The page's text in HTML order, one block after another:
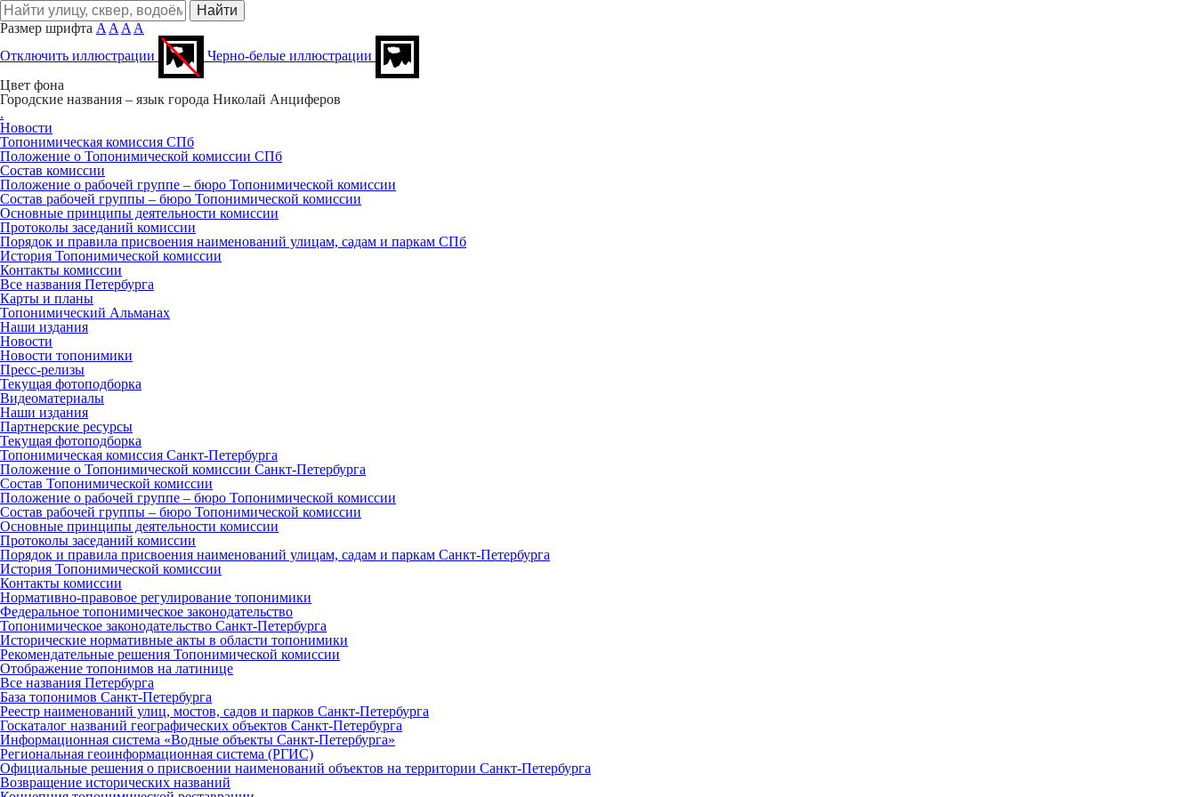
Размер шрифта A A A A
Отключить иллюстрации
Черно-белые иллюстрации
Цвет фона
Городские названия – язык города Николай Анциферов
.
Новости
Топонимическая комиссия СПб
Положение о Топонимической комиссии СПб
Состав комиссии
Положение о рабочей группе – бюро Топонимической комиссии
Состав рабочей группы – бюро Топонимической комиссии
Основные принципы деятельности комиссии
Протоколы заседаний комиссии
Порядок и правила присвоения наименований улицам, садам и паркам СПб
История Топонимической комиссии
Контакты комиссии
Все названия Петербурга
Карты и планы
Топонимический Альманах
Наши издания
Новости
Новости топонимики
Пресс‑релизы
Текущая фотоподборка
Видеоматериалы
Наши издания
Партнерские ресурсы
Текущая фотоподборка
Топонимическая комиссия Санкт‑Петербурга
Положение о Топонимической комиссии Санкт‑Петербурга
Состав Топонимической комиссии
Положение о рабочей группе – бюро Топонимической комиссии
Состав рабочей группы – бюро Топонимической комиссии
Основные принципы деятельности комиссии
Протоколы заседаний комиссии
Порядок и правила присвоения наименований улицам, садам и паркам Санкт‑Петербурга
История Топонимической комиссии
Контакты комиссии
Нормативно‑правовое регулирование топонимики
Федеральное топонимическое законодательство
Топонимическое законодательство Санкт‑Петербурга
Исторические нормативные акты в области топонимики
Рекомендательные решения Топонимической комиссии
Отображение топонимов на латинице
Все названия Петербурга
База топонимов Санкт‑Петербурга
Реестр наименований улиц, мостов, садов и парков Санкт‑Петербурга
Госкаталог названий географических объектов Санкт‑Петербурга
Информационная система «Водные объекты Санкт‑Петербурга»
Региональная геоинформационная система (РГИС)
Официальные решения о присвоении наименований объектов на территории Санкт‑Петербурга
Возвращение исторических названий